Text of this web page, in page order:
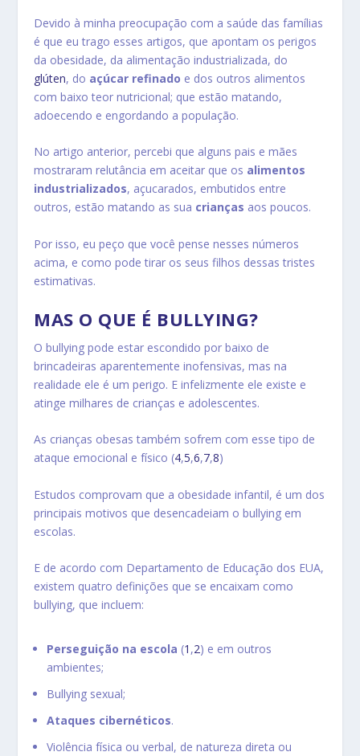
Devido à minha preocupação com a saúde das famílias
é que eu trago esses artigos, que apontam os perigos
da obesidade, da alimentação industrializada, do
glúten, do açúcar refinado e dos outros alimentos
com baixo teor nutricional; que estão matando,
adoecendo e engordando a população.
No artigo anterior, percebi que alguns pais e mães
mostraram relutância em aceitar que os alimentos
industrializados, açucarados, embutidos entre
outros, estão matando as sua crianças aos poucos.
Por isso, eu peço que você pense nesses números
acima, e como pode tirar os seus filhos dessas tristes
estimativas.
MAS O QUE É BULLYING?
O bullying pode estar escondido por baixo de
brincadeiras aparentemente inofensivas, mas na
realidade ele é um perigo. E infelizmente ele existe e
atinge milhares de crianças e adolescentes.
As crianças obesas também sofrem com esse tipo de
ataque emocional e físico (4,5,6,7,8)
Estudos comprovam que a obesidade infantil, é um dos
principais motivos que desencadeiam o bullying em
escolas.
E de acordo com Departamento de Educação dos EUA,
existem quatro definições que se encaixam como
bullying, que incluem:
Perseguição na escola (1 ,2) e em outros
ambientes;
Bullying sexual;
Ataques cibernéticos.
Violência física ou verbal, de natureza direta ou